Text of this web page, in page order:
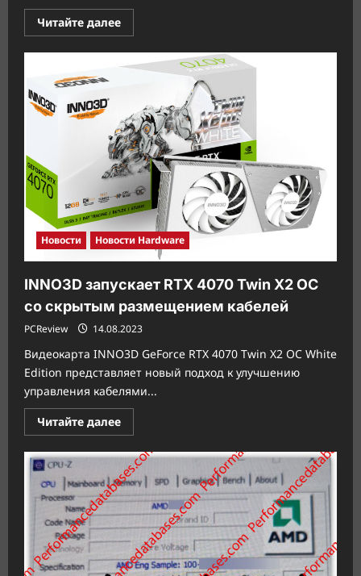
Читайте далееПрочитать
больше
BIOSTAR
представила
линейку
материнских
на
чипсете
B760
Новости Новости Hardware
INNO3D запускает RTX 4070 Twin X2 OC
со скрытым размещением кабелей
PCReview 14.08.2023
Видеокарта INNO3D GeForce RTX 4070 Twin X2 OC White
Edition представляет новый подход к улучшению
управления кабелями...
Читайте далееПрочитать
больше
INNO3D
запускает
RTX
4070
Twin
X2
со
скрытым
размещением
кабелей